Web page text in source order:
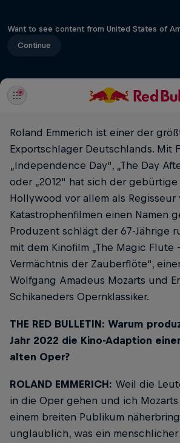
Want to see content from United States of
Continue
Roland Emmerich ist einer der
Exportschlager Deutschlands. Mit
„Independence Day“, „The Day
oder „2012“ hat sich der
Hollywood vor allem als Regisseur
Katastrophenfilmen einen Namen
Produzent schlägt der 67-Jährige
mit dem Kinofilm „The Magic Flute
Vermächtnis der Zauberflöte“,
Wolfgang Amadeus Mozarts und
Schikaneders Opernklassiker.
THE RED BULLETIN: Warum
Jahr 2022 die Kino-Adaption
alten Oper?
ROLAND EMMERICH: Weil die
in die Oper gehen und ich
einem breiten Publikum
unglaublich, was ein menschlicher